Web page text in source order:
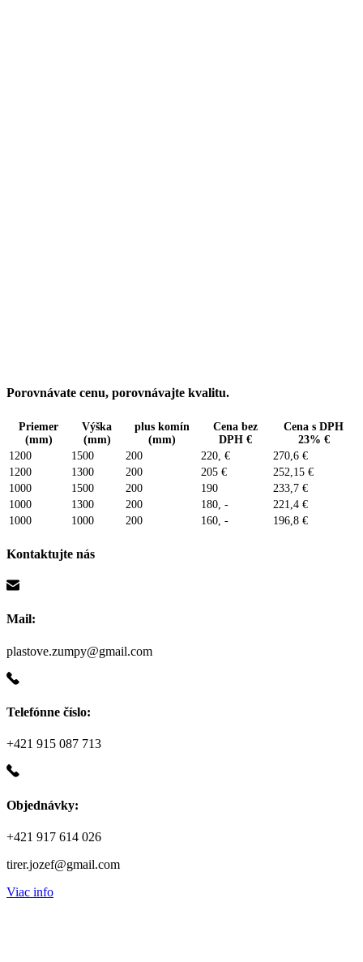
Porovnávate cenu, porovnávajte kvalitu.
Priemer
(mm)
Výška
(mm)
plus komín
(mm)
Cena bez
DPH €
Cena s DPH
23% €
1200
1500 200 220, €
270,6 €
1200
1300 200 205 €
252,15 €
1000
1500 200 190
233,7 €
1000
1300 200 180, -
221,4 €
1000
1000 200 160, - 196,8 €
Kontaktujte nás
Mail:
plastove.zumpy@gmail.com
Telefónne číslo:
+421 915 087 713
Objednávky:
+421 917 614 026
tirer.jozef@gmail.com
Viac info